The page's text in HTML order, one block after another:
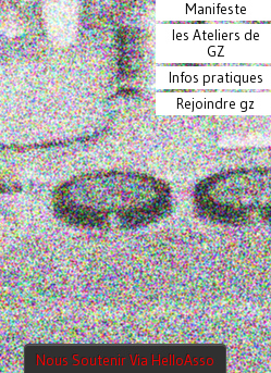
Manifeste
les Ateliers de
GZ
Infos pratiques
Rejoindre gz
Nous Soutenir Via HelloAsso